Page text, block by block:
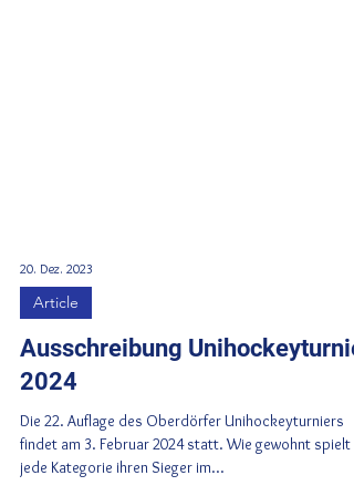
20. Dez. 2023
Article
Ausschreibung
2024
Die 22. Auflage des Oberdörfer Unihockeyturniers
findet am 3. Februar 2024 statt. Wie gewohnt spielt